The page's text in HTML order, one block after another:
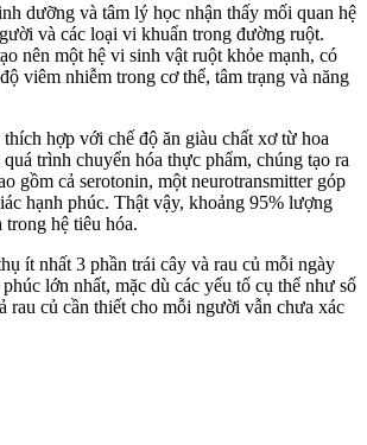
dưỡng và tâm lý học nhận thấy mối quan hệ
và các loại vi khuẩn trong đường ruột.
nên một hệ vi sinh vật ruột khỏe mạnh, có
viêm nhiễm trong c‌ơ th‌ể, tâm trạng và năng
hợp với chế độ ăn giàu chất xơ từ hoa
trình chuyển hóa thực phẩm, chúng tạo ra
gồm cả serotonin, một neurotransmitter góp
hạnh phúc. Thật vậy, khoảng 95% lượng
trong hệ tiêu hóa.
ít nhất 3 phần trái cây và rau củ mỗi ngày
lớn nhất, mặc dù các yếu tố cụ thể như số
rau củ cần thiết cho mỗi người vẫn chưa xác